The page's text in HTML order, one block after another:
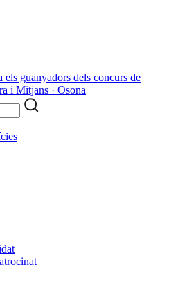
guanyadors dels concurs de
i Mitjans · Osona